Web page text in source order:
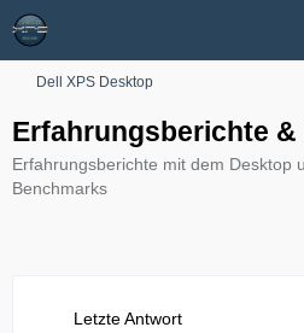
Dell XPS Desktop
Erfahrungsberichte
Erfahrungsberichte mit dem Desktop
Benchmarks
Letzte Antwort